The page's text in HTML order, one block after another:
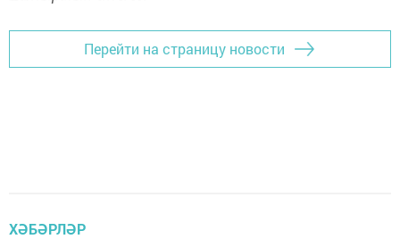
Перейти на страницу новости
ХӘБӘРЛӘР